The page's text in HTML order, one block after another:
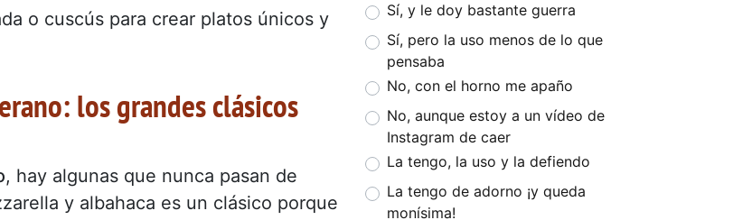
o cuscús para crear platos únicos y
los grandes clásicos
, hay algunas que nunca pasan de
y albahaca es un clásico porque
Sí, y le doy bastante guerra
Sí, pero la uso menos de lo que
pensaba
No, con el horno me apaño
No, aunque estoy a un vídeo de
Instagram de caer
La tengo, la uso y la defiendo
La tengo de adorno ¡y queda
monísima!